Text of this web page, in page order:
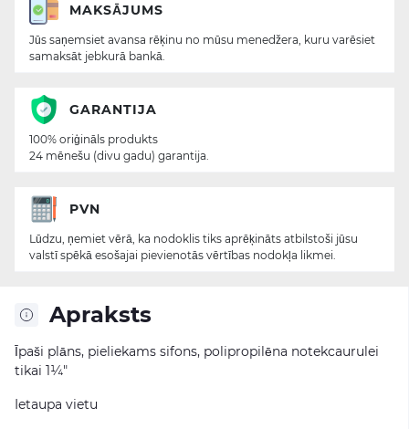
Apraksts
Īpaši plāns, pieliekams sifons, polipropilēna notekcaurulei
tikai 1¼"
Ietaupa vietu
MAKSĀJUMS
Jūs saņemsiet avansa rēķinu no mūsu menedžera, kuru varēsiet
samaksāt jebkurā bankā.
GARANTIJA
100% oriģināls produkts
24 mēnešu (divu gadu) garantija.
PVN
Lūdzu, ņemiet vērā, ka nodoklis tiks aprēķināts atbilstoši jūsu
valstī spēkā esošajai pievienotās vērtības nodokļa likmei.